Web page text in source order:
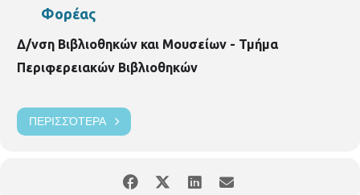
Φορέας
Δ/νση Βιβλιοθηκών και Μουσείων - Τμήμα
Περιφερειακών Βιβλιοθηκών
ΠΕΡΙΣΣΌΤΕΡΑ